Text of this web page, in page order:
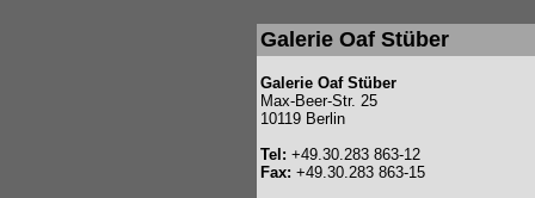
Galerie Oaf Stüber
Galerie Oaf Stüber
Max-Beer-Str. 25
10119 Berlin
Tel: +49.30.283 863-12
Fax: +49.30.283 863-15